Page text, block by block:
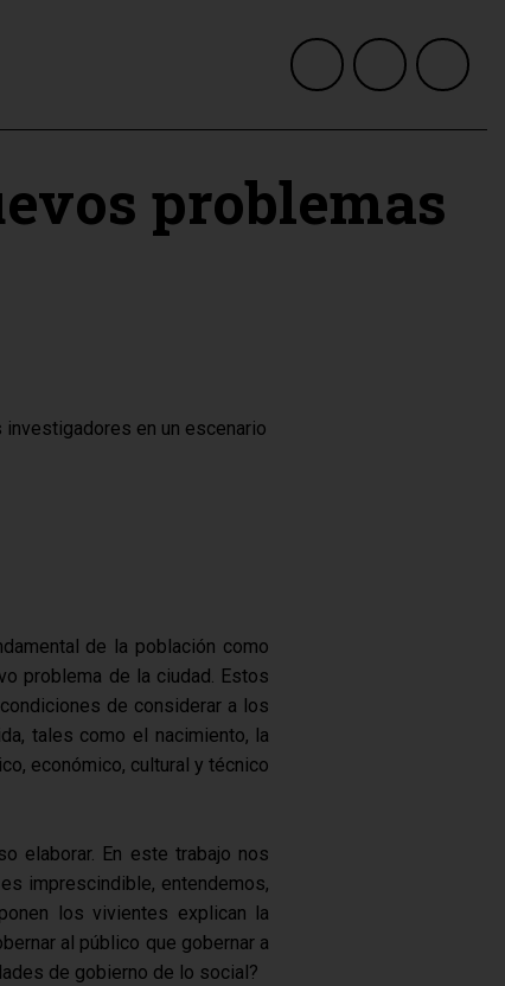
problemas
en un escenario
de la población como
problema de la ciudad. Estos
de considerar a los
tales como el nacimiento, la
económico, cultural y técnico
elaborar. En este trabajo nos
imprescindible, entendemos,
los vivientes explican la
al público que gobernar a
de gobierno de lo social?